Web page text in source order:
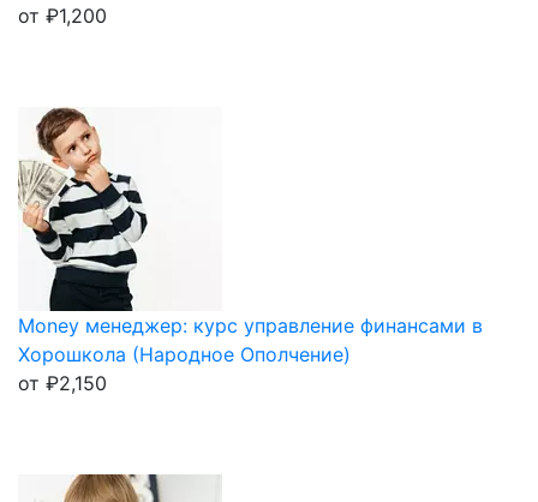
от ₽1,200
Money менеджер: курс управление финансами в
Хорошкола (Народное Ополчение)
от ₽2,150